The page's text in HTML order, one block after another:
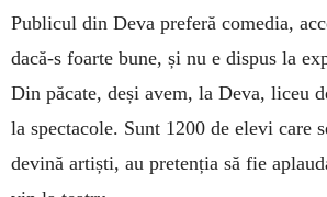
Publicul din Deva preferă comedia,
dacă-s foarte bune, și nu e dispus la
Din păcate, deși avem, la Deva, liceu
la spectacole. Sunt 1200 de elevi care
devină artiști, au pretenția să fie